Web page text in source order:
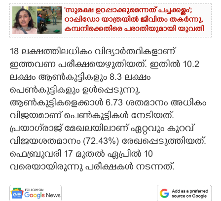
'സുരക്ഷ ഉറപ്പാക്കുമെന്നത് പച്ചക്കള്ളം';
റാപ്പിഡോ യാത്രയിൽ ജീവിതം തകർന്നു,
കമ്പനിക്കെതിരെ പരാതിയുമായി യുവതി
18 ലക്ഷത്തിലധികം വിദ്യാർത്ഥികളാണ്
ഇത്തവണ പരീക്ഷയെഴുതിയത്. ഇതിൽ 10.2
ലക്ഷം ആൺകുട്ടികളും 8.3 ലക്ഷം
പെൺകുട്ടികളും ഉൾപ്പെടുന്നു.
ആൺകുട്ടികളെക്കാൾ 6.73 ശതമാനം അധികം
വിജയമാണ് പെൺകുട്ടികൾ നേടിയത്.
പ്രയാഗ്‌രാജ് മേഖലയിലാണ് ഏറ്റവും കുറവ്
വിജയശതമാനം (72.43%) രേഖപ്പെടുത്തിയത്.
ഫെബ്രുവരി 17 മുതൽ ഏപ്രിൽ 10
വരെയായിരുന്നു പരീക്ഷകൾ നടന്നത്.